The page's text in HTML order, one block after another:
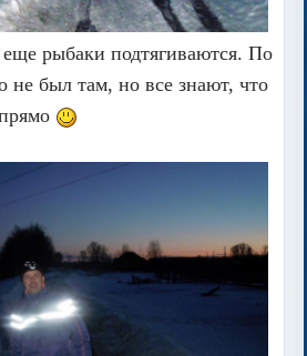
рыбаки подтягиваются. По
не был там, но все знают, что